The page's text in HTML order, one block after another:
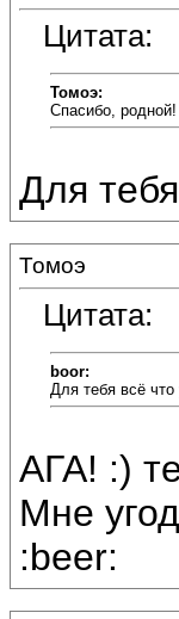
Цитата:
Томоэ:
Спасибо, родной!
Для
Томоэ
Цитата:
boor:
Для тебя всё что
АГА! :)
Мне
:beer: